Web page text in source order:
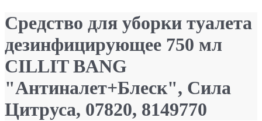
Средство для уборки туалета
дезинфицирующее 750 мл
CILLIT BANG
"Антиналет+Блеск", Сила
Цитруса, 07820, 8149770